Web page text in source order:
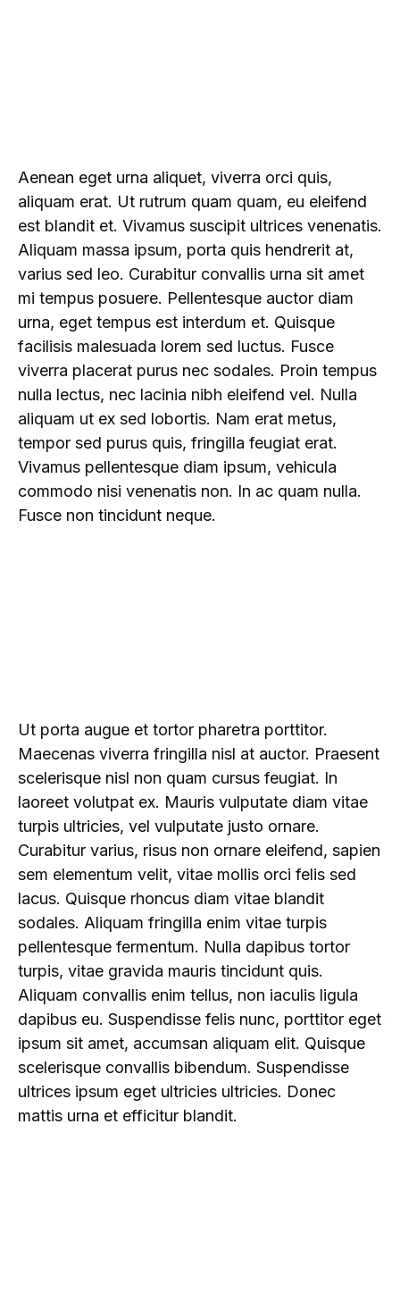
Aenean eget urna aliquet, viverra orci quis,
aliquam erat. Ut rutrum quam quam, eu eleifend
est blandit et. Vivamus suscipit ultrices venenatis.
Aliquam massa ipsum, porta quis hendrerit at,
varius sed leo. Curabitur convallis urna sit amet
mi tempus posuere. Pellentesque auctor diam
urna, eget tempus est interdum et. Quisque
facilisis malesuada lorem sed luctus. Fusce
viverra placerat purus nec sodales. Proin tempus
nulla lectus, nec lacinia nibh eleifend vel. Nulla
aliquam ut ex sed lobortis. Nam erat metus,
tempor sed purus quis, fringilla feugiat erat.
Vivamus pellentesque diam ipsum, vehicula
commodo nisi venenatis non. In ac quam nulla.
Fusce non tincidunt neque.
Ut porta augue et tortor pharetra porttitor.
Maecenas viverra fringilla nisl at auctor. Praesent
scelerisque nisl non quam cursus feugiat. In
laoreet volutpat ex. Mauris vulputate diam vitae
turpis ultricies, vel vulputate justo ornare.
Curabitur varius, risus non ornare eleifend, sapien
sem elementum velit, vitae mollis orci felis sed
lacus. Quisque rhoncus diam vitae blandit
sodales. Aliquam fringilla enim vitae turpis
pellentesque fermentum. Nulla dapibus tortor
turpis, vitae gravida mauris tincidunt quis.
Aliquam convallis enim tellus, non iaculis ligula
dapibus eu. Suspendisse felis nunc, porttitor eget
ipsum sit amet, accumsan aliquam elit. Quisque
scelerisque convallis bibendum. Suspendisse
ultrices ipsum eget ultricies ultricies. Donec
mattis urna et efficitur blandit.